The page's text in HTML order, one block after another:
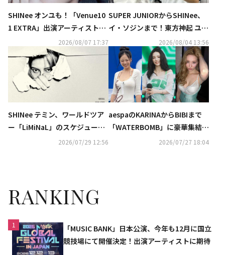
SHINee オンユも！「Venue10
1 EXTRA」出演アーティスト発
表…9月19日にNHKホールにて
公開収録
2026/08/07 17:37
SUPER JUNIORからSHINee、
イ・ソジンまで！東方神起 ユン
ホの初ソロコンサートに豪華芸
能人が集結
2026/08/04 13:56
SHINee テミン、ワールドツア
ー「LiMiNaL」のスケジュール
2026/07/29 12:56
aespaのKARINAからBIBIまで
「WATERBOMB」に豪華集結！
ビキニ＆上半身裸のパフォーマ
2026/07/27 18:04
RANKING
1
「MUSIC BANK」日本公演、今年も12月に国立
競技場にて開催決定！出演アーティストに期待